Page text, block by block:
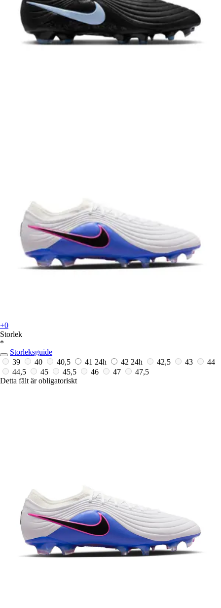
+0
Storlek
*
Storleksguide
39
40 40,5 41 24h 42 24h 42,5 43
44
44,5
45 45,5 46 47
47,5
Detta fält är obligatoriskt